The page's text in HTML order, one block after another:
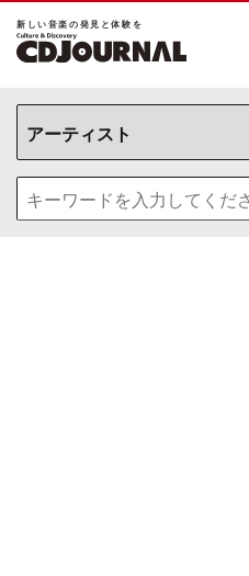
新しい⾳楽の発⾒と体験を